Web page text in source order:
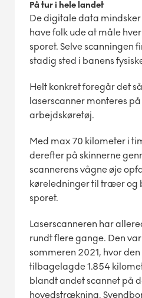
På tur i hele landet
De digitale data
have folk ude at måle
sporet. Selve scanningen
stadig sted i banens
Helt konkret foregår det
laserscanner monteres
arbejdskøretøj.
Med max 70 kilometer i
derefter på skinnerne
scannerens vågne øje
køreledninger til træer og
sporet.
Laserscanneren har
rundt flere gange. Den
sommeren 2021, hvor
tilbagelagde 1.854
blandt andet scannet på
hovedstrækning,